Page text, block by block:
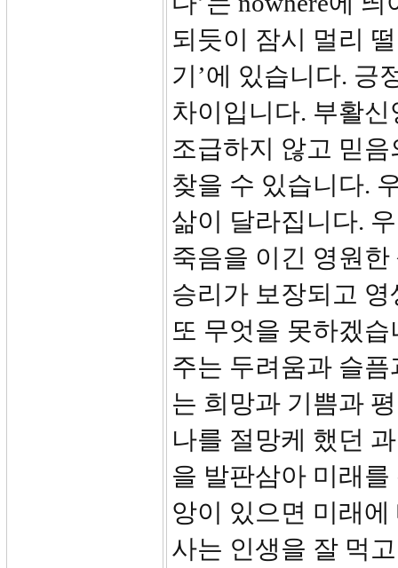
되듯이 잠시 멀리
기’에 있습니다. 긍
차이입니다. 부활
조급하지 않고 믿
찾을 수 있습니다.
삶이 달라집니다.
죽음을 이긴 영원
승리가 보장되고
또 무엇을 못하겠
주는 두려움과 슬
는 희망과 기쁨과
나를 절망케 했던
을 발판삼아 미래
앙이 있으면 미래
사는 인생을 잘 먹